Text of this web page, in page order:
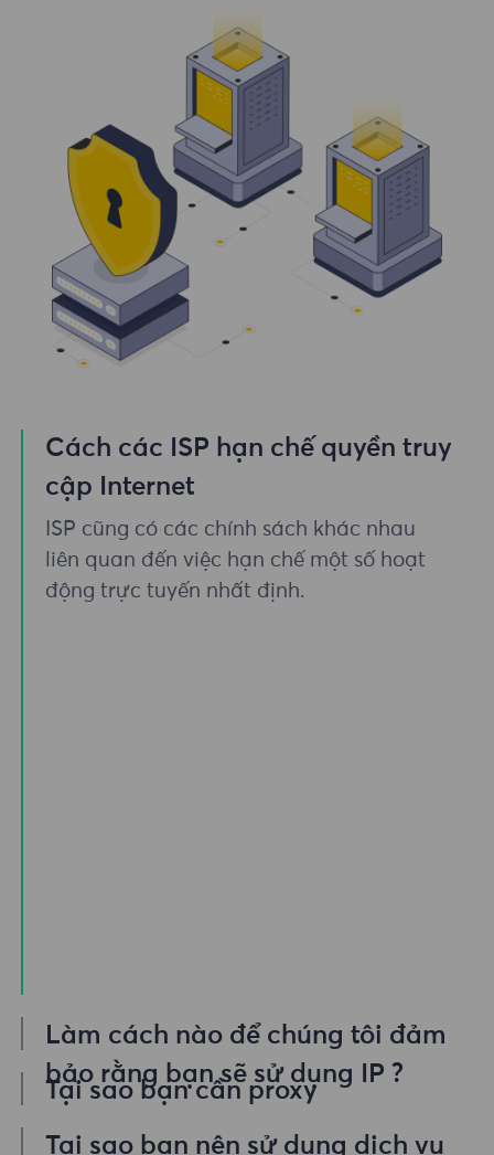
Cách các ISP hạn chế quyền truy
cập Internet
ISP cũng có các chính sách khác nhau
liên quan đến việc hạn chế một số hoạt
động trực tuyến nhất định.
Làm cách nào để chúng tôi đảm
bảo rằng bạn sẽ sử dụng IP ?
cấp vô số proxy Zayo Group, ​​vì vậy khách
Tại sao bạn cần proxy
Nếu bạn cần truy cập Internet thông qua
Tại sao bạn nên sử dụng dịch vụ